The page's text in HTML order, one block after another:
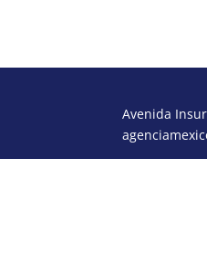
Avenida